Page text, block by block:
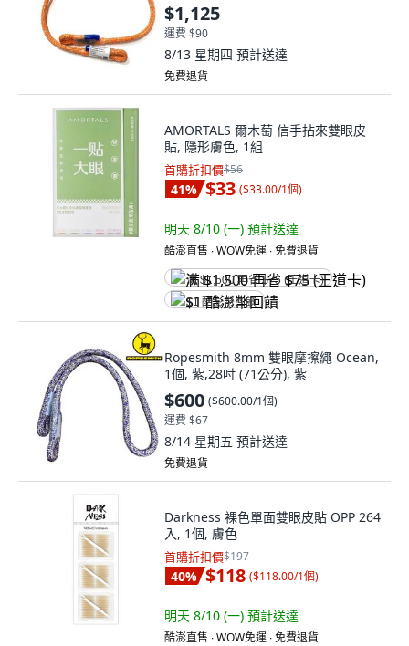
$1,125
運費 $90
8/13 星期四 預計送達
免費退貨
AMORTALS 爾木萄 信手拈來雙眼皮
貼, 隱形膚色, 1組
首購折扣價$56
41% $33 ($33.00/1個)
明天 8/10 (一) 預計送達
酷澎直售 ∙ WOW免運 ∙ 免費退貨
满 $1,500 再省 $75 (王道卡)
$1 酷澎幣回饋
Ropesmith 8mm 雙眼摩擦繩 Ocean,
1個, 紫,28吋 (71公分), 紫
$600 ($600.00/1個)
運費 $67
8/14 星期五 預計送達
免費退貨
Darkness 裸色單面雙眼皮貼 OPP 264
入, 1個, 膚色
首購折扣價$197
40% $118 ($118.00/1個)
明天 8/10 (一) 預計送達
酷澎直售 ∙ WOW免運 ∙ 免費退貨